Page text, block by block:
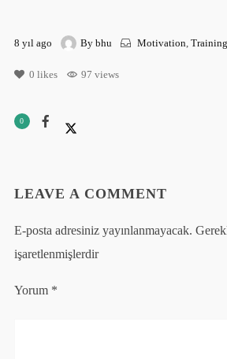
8 yıl ago By bhu Motivation, Training
0 likes 97 views
0
LEAVE A COMMENT
E-posta adresiniz yayınlanmayacak.
işaretlenmişlerdir
Yorum *